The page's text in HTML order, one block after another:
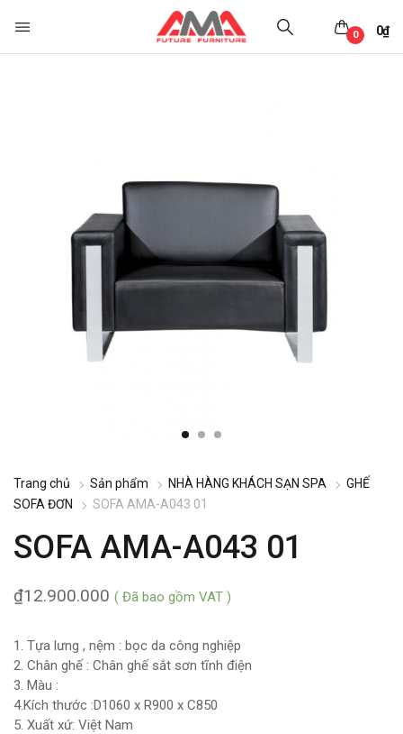
0₫
0
Trang chủ Sản phẩm NHÀ HÀNG KHÁCH SẠN SPA
GHẾ
SOFA ĐƠN
SOFA AMA-A043 01
SOFA AMA-A043 01
12.900.000
₫ ( Đã bao gồm VAT )
1. Tựa lưng , nệm : bọc da công nghiệp
2. Chân ghế : Chân ghế sắt sơn tĩnh điện
3. Màu :
4.Kích thước :D1060 x R900 x C850
5. Xuất xứ: Việt Nam